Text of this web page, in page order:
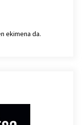
ekimena da.